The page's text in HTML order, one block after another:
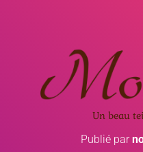
Un beau
Publié par